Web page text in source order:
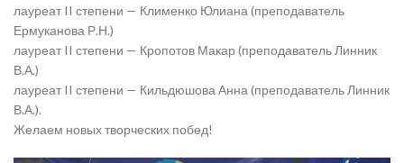
лауреат II степени — Клименко Юлиана​ (преподаватель
Ермуканова Р.Н.)
лауреат II степени — Кропотов Макар​ (преподаватель Линник
В.А.)
лауреат II степени — Кильдюшова Анна​ (преподаватель Линник
В.А.).
Желаем новых творческих побед!